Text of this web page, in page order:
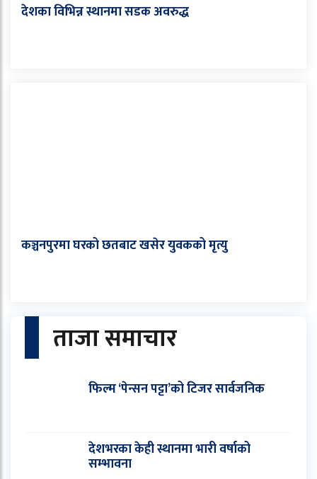
देशका विभिन्न स्थानमा सडक अवरुद्ध
कञ्चनपुरमा घरको छतबाट खसेर युवकको मृत्यु
ताजा समाचार
फिल्म ‘पेन्सन पट्टा’को टिजर सार्वजनिक
देशभरका केही स्थानमा भारी वर्षाको
सम्भावना